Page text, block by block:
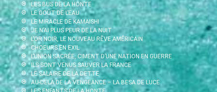
LES BUS DE LA HONTE
LE GOÛT DE L’EAU
LE MIRACLE DE KAMAISHI
JE N’AI PLUS PEUR DE LA NUIT
L’OR NOIR, LE NOUVEAU RÊVE AMÉRICAIN
CHOEURS EN EXIL
L’UNION SACRÉE, CIMENT D’UNE NATION EN GUERRE
ILS SONT VENUS SAUVER LA FRANCE
LE SALAIRE DE LA DETTE
AU-DELÀ DE LA VENGEANCE – LA BESA DE LUCE